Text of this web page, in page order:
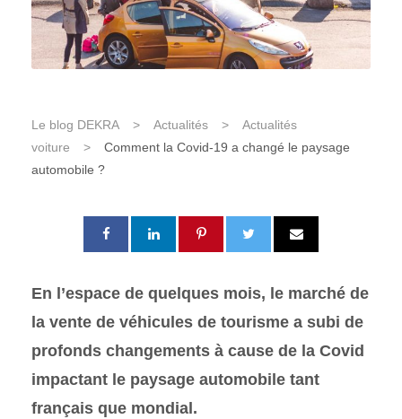
Le blog DEKRA > Actualités >
Actualités
voiture
>
Comment la Covid-19 a changé le paysage
automobile ?
En l’espace de quelques mois, le marché de
la vente de véhicules de tourisme a subi de
profonds changements à cause de la Covid
impactant le paysage automobile tant
français que mondial.